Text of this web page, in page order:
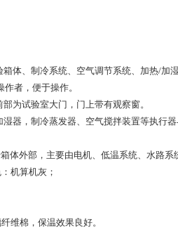
体、制冷系统、空气调节系统、加热/加
者，便于操作。
为试验室大门，门上带有观察窗。
器，制冷蒸发器、空气搅拌装置等执行
体外部，主要由电机、低温系统、水路系
机算机灰；
维棉，保温效果良好。